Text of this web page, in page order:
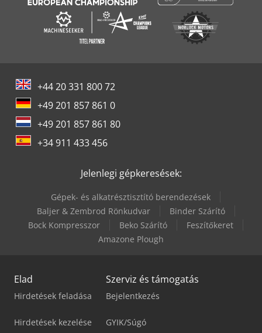
+44 20 331 800 72
+49 201 857 861 0
+49 201 857 861 80
+34 911 433 456
Jelenlegi gépkeresések:
Gépek- és alkatrésztisztító berendezések
Baljer & Zembrod Rönkudvar
Binder Szárító
Bock Kompresszor
Beko Szárító
Feszítőkeret
Amazone Plough
Elad
Hirdetések feladása
Hirdetések kezelése
Szerviz és támogatás
Bejelentkezés
GYIK/Súgó